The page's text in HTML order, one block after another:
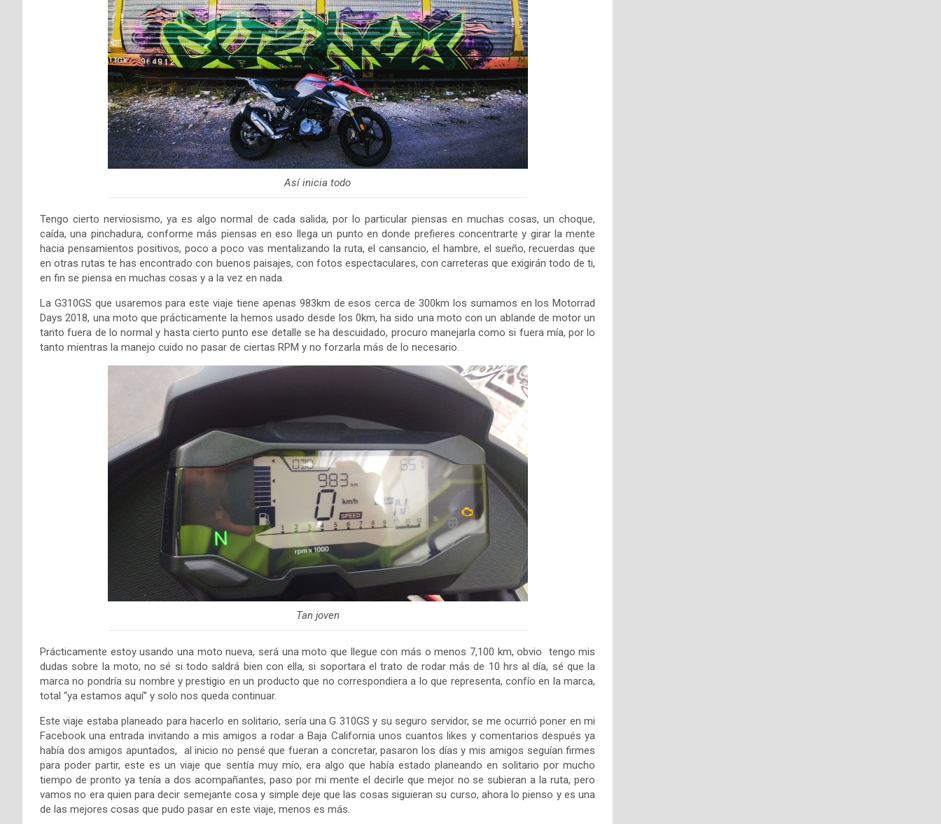
Así inicia todo
Tengo cierto nerviosismo, ya es algo normal de cada salida, por lo particular piensas en muchas cosas, un choque,
caída, una pinchadura, conforme más piensas en eso llega un punto en donde prefieres concentrarte y girar la mente
hacia pensamientos positivos, poco a poco vas mentalizando la ruta, el cansancio, el hambre, el sueño, recuerdas que
en otras rutas te has encontrado con buenos paisajes, con fotos espectaculares, con carreteras que exigirán todo de ti,
en fin se piensa en muchas cosas y a la vez en nada.
La G310GS que usaremos para este viaje tiene apenas 983km de esos cerca de 300km los sumamos en los Motorrad
Days 2018, una moto que prácticamente la hemos usado desde los 0km, ha sido una moto con un ablande de motor un
tanto fuera de lo normal y hasta cierto punto ese detalle se ha descuidado, procuro manejarla como si fuera mía, por lo
tanto mientras la manejo cuido no pasar de ciertas RPM y no forzarla más de lo necesario.
Tan joven
Prácticamente estoy usando una moto nueva, será una moto que llegue con más o menos 7,100 km, obvio tengo mis
dudas sobre la moto, no sé si todo saldrá bien con ella, si soportara el trato de rodar más de 10 hrs al día, sé que la
marca no pondría su nombre y prestigio en un producto que no correspondiera a lo que representa, confío en la marca,
total “ya estamos aquí” y solo nos queda continuar.
Este viaje estaba planeado para hacerlo en solitario, sería una G 310GS y su seguro servidor, se me ocurrió poner en mi
Facebook una entrada invitando a mis amigos a rodar a Baja California unos cuantos likes y comentarios después ya
había dos amigos apuntados, al inicio no pensé que fueran a concretar, pasaron los días y mis amigos seguían firmes
para poder partir, este es un viaje que sentía muy mío, era algo que había estado planeando en solitario por mucho
tiempo de pronto ya tenía a dos acompañantes, paso por mi mente el decirle que mejor no se subieran a la ruta, pero
vamos no era quien para decir semejante cosa y simple deje que las cosas siguieran su curso, ahora lo pienso y es una
de las mejores cosas que pudo pasar en este viaje, menos es más.